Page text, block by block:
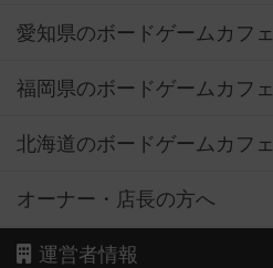
愛知県のボードゲームカフェ
福岡県のボードゲームカフェ
北海道のボードゲームカフェ
オーナー・店長の方へ
運営者情報